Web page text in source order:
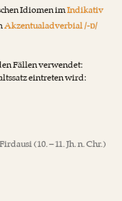
Idiomen imIndikativ
Akzentualadverbial /-ɒ/
Fällen verwendet:
eintreten wird:
Firdausi(10. – 11. Jh. n. Chr.)